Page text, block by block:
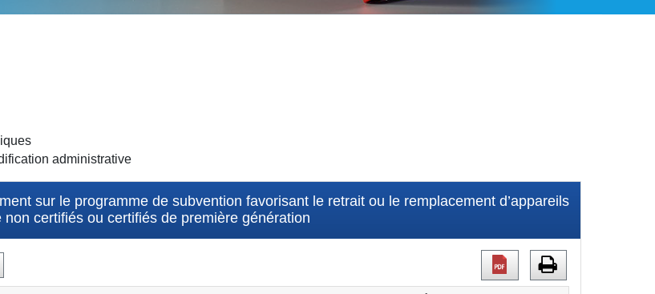
administrative
sur le programme de subvention favorisant le retrait ou le remplacement d’appareils
certifiés ou certifiés de première génération